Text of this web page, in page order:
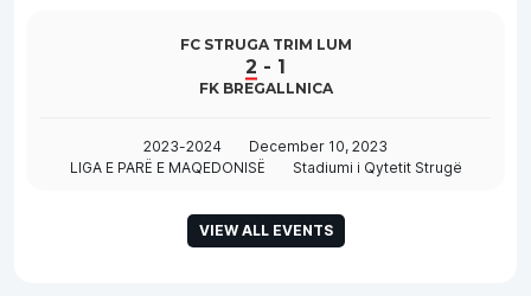
FC STRUGA TRIM LUM
2 - 1
FK BREGALLNICA
2023-2024
December 10, 2023
LIGA E PARË E MAQEDONISË
Stadiumi i Qytetit Strugë
VIEW ALL EVENTS